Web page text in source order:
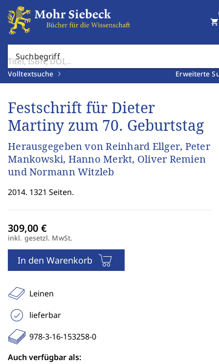
Suchbegriff
Volltextsuche Erweiterte
shopping_cart
Festschrift für Dieter
Martiny zum 70. Geburtstag
Herausgegeben von Reinhard Ellger, Peter
Mankowski, Hanno Merkt, Oliver Remien
und Normann Witzleb
2014. 1321 Seiten.
inkl. gesetzl. MwSt.
In den Warenkorb
Leinen
lieferbar
978-3-16-153258-0
Auch verfügbar als: